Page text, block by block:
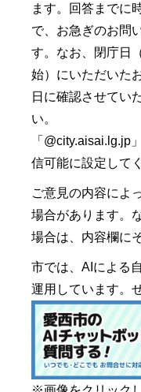
ます。回答までに
で、お急ぎのお問
す。なお、閉庁日
始）にいただいた
日に確認させてい
い。
「@city.aisai.lg.jp
信可能に設定して
ご意見の内容によ
場合があります。
場合は、内容欄に
市では、AIによる
運用しています。